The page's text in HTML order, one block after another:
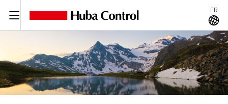
C FR
A